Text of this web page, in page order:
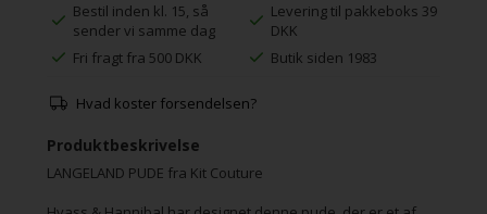
Bestil inden kl. 15, så
sender vi samme dag
Levering til pakkeboks 39
DKK
Fri fragt fra 500 DKK
Butik siden 1983
Hvad koster forsendelsen?
Produktbeskrivelse
LANGELAND PUDE fra Kit Couture